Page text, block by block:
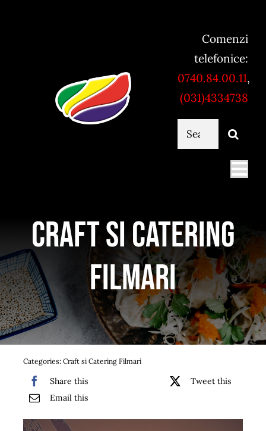
Comenzi
telefonice:
0740.84.00.11,
(031)4334738
Cautare...
Servicii catering
Bufet suedez si Coffee Break
Platouri
Sushi
Craft si Catering
Filmari
Categories: Craft si Catering Filmari
Share this
Tweet this
Email this